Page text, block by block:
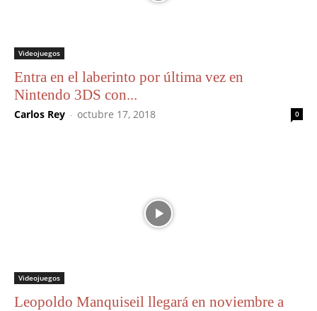
Videojuegos
Entra en el laberinto por última vez en
Nintendo 3DS con...
Carlos Rey - octubre 17, 2018 0
Videojuegos
Leopoldo Manquiseil llegará en noviembre a